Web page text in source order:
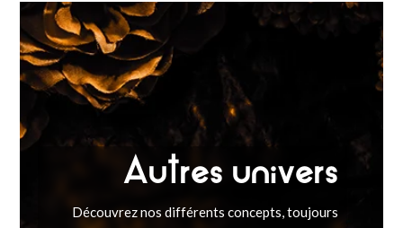
Autres univers
Découvrez nos différents concepts, toujours